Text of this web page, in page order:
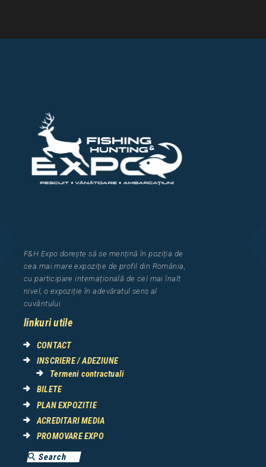
F&H Expo dorește să se mențină în poziția de
cea mai mare expoziție de profil din România,
cu participare internațională de cel maiînalt
nivel, o expoziție în adevăratul sens al
cuvântului.
linkuri utile
CONTACT
INSCRIERE / ADEZIUNE
Termeni contractuali
BILETE
PLAN EXPOZITIE
ACREDITARI MEDIA
PROMOVARE EXPO